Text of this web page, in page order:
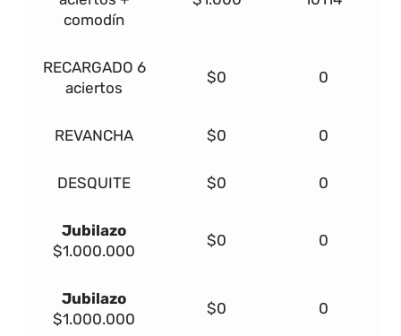
comodín
RECARGADO 6
aciertos
$0 0
REVANCHA $0 0
DESQUITE $0 0
Jubilazo
$1.000.000
$0 0
Jubilazo
$1.000.000
$0 0